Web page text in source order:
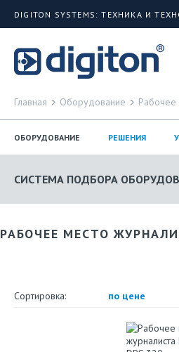
DIGITON SYSTEMS: ТЕХНИКА И
Главная Оборудование Рабочее
ОБОРУДОВАНИЕ РЕШЕНИЯ
СИСТЕМА ПОДБОРА
РАБОЧЕЕ МЕСТО
Сортировка: по цене